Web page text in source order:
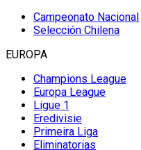
Campeonato Nacional
Selección Chilena
EUROPA
Champions League
Europa League
Ligue 1
Eredivisie
Primeira Liga
Eliminatorias